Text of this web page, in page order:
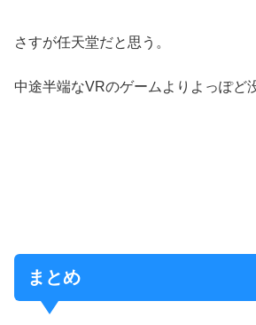
さすが任天堂だと思う。
中途半端なVRのゲームよりよっぽど
まとめ